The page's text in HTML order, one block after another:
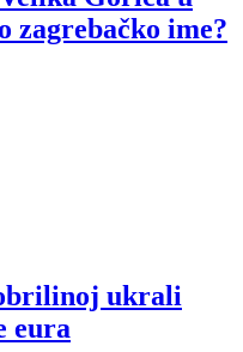
zagrebačko ime?
ukrali
eura